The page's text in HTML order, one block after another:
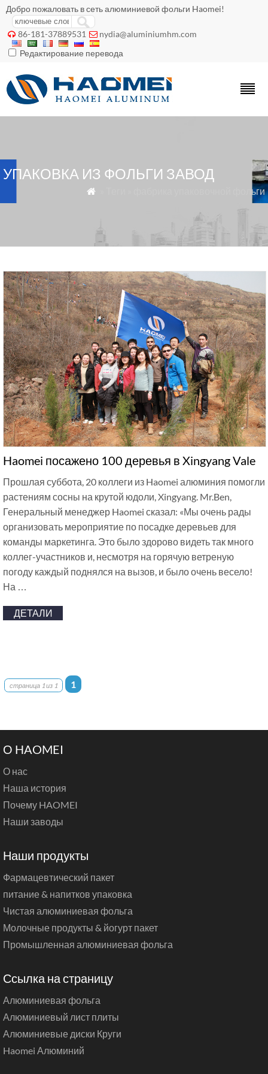
Добро пожаловать в сеть алюминиевой фольги Haomei!
 86-181-37889531  nydia@aluminiumhm.com
Редактирование перевода
УПАКОВКА ИЗ ФОЛЬГИ ЗАВОД
 » Теги » фабрика упаковочной фольги
Haomei посажено 100 деревья в Xingyang Vale
Прошлая суббота, 20 коллеги из Haomei алюминия помогли
растениям сосны на крутой юдоли, Xingyang. Mr.Ben,
Генеральный менеджер Haomei сказал: «Мы очень рады
организовать мероприятие по посадке деревьев для
команды маркетинга. Это было здорово видеть так много
коллег-участников и, несмотря на горячую ветреную
погоду каждый поднялся на вызов, и было очень весело!
На …
ДЕТАЛИ
страница 1 из 1 1
О HAOMEI
О нас
Наша история
Почему HAOMEI
Наши заводы
Наши продукты
Фармацевтический пакет
питание & напитков упаковка
Чистая алюминиевая фольга
Молочные продукты & йогурт пакет
Промышленная алюминиевая фольга
Ссылка на страницу
Алюминиевая фольга
Алюминиевый лист плиты
Алюминиевые диски Круги
Haomei Алюминий